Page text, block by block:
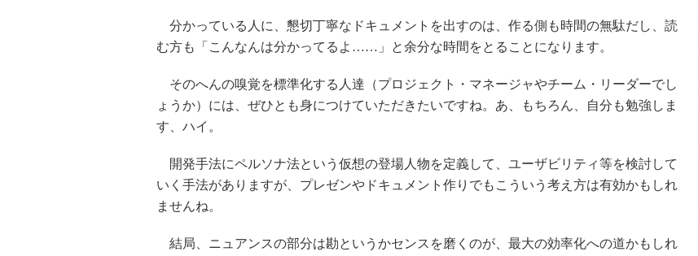
分かっている人に、懇切丁寧なドキュメントを出すのは、作る側も時間の無駄だし、読
む方も「こんなんは分かってるよ……」と余分な時間をとることになります。
そのへんの嗅覚を標準化する人達（プロジェクト・マネージャやチーム・リーダーでし
ょうか）には、ぜひとも身につけていただきたいですね。あ、もちろん、自分も勉強しま
す、ハイ。
開発手法にペルソナ法という仮想の登場人物を定義して、ユーザビリティ等を検討して
いく手法がありますが、プレゼンやドキュメント作りでもこういう考え方は有効かもしれ
ませんね。
結局、ニュアンスの部分は勘というかセンスを磨くのが、最大の効率化への道かもしれ